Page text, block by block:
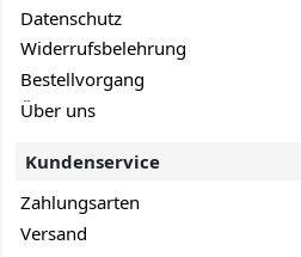
Datenschutz
Widerrufsbelehrung
Bestellvorgang
Über uns
Kundenservice
Zahlungsarten
Versand